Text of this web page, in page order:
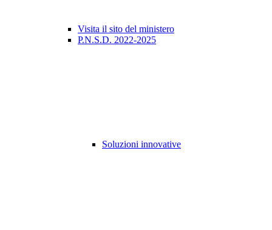
Visita il sito del ministero
P.N.S.D. 2022-2025
Soluzioni innovative